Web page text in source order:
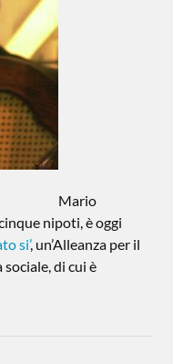
Mario
nipoti, è oggi
si’, un’Alleanza per il
sociale, di cui è